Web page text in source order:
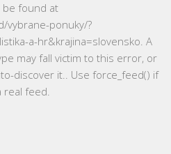
be found at
vybrane-ponuky/?
a-hr&krajina=slovensko. A
may fall victim to this error, or
discover it.. Use force_feed() if
real feed.